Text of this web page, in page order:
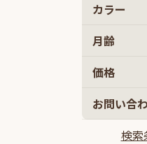
豆柴
ミニチ
ミック
カラー
月齢
2
2ヵ月
価格
10
お問い合
検索